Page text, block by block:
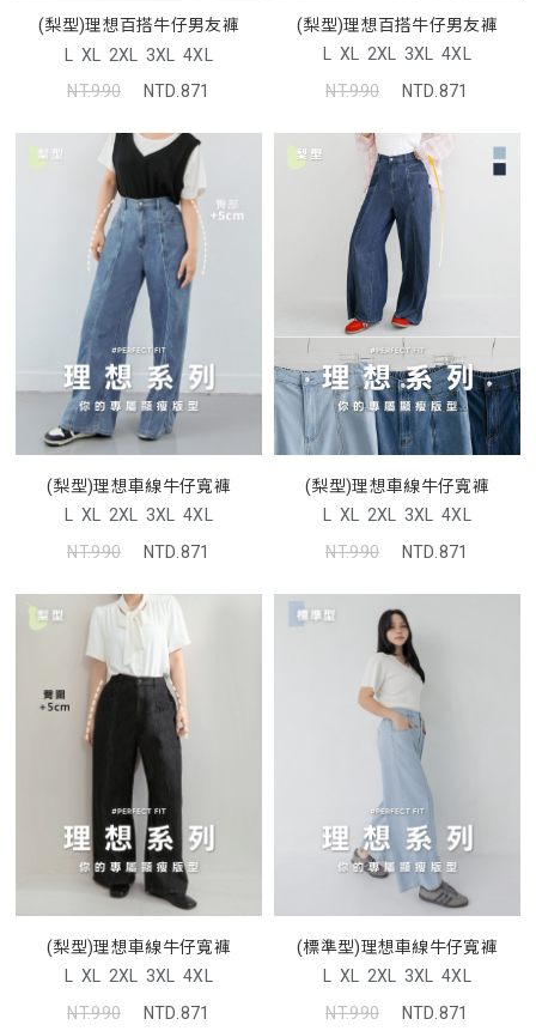
(梨型)理想百搭牛仔男友褲
L XL 2XL 3XL 4XL
NT.990
NTD.871
(梨型)理想百搭牛仔男友褲
L XL 2XL 3XL 4XL
NT.990
NTD.871
(梨型)理想車線牛仔寬褲
L XL 2XL 3XL 4XL
NT.990
NTD.871
(梨型)理想車線牛仔寬褲
L XL 2XL 3XL 4XL
NT.990
NTD.871
(梨型)理想車線牛仔寬褲
L XL 2XL 3XL 4XL
NT.990
NTD.871
(標準型)理想車線牛仔寬褲
L XL 2XL 3XL 4XL
NT.990
NTD.871